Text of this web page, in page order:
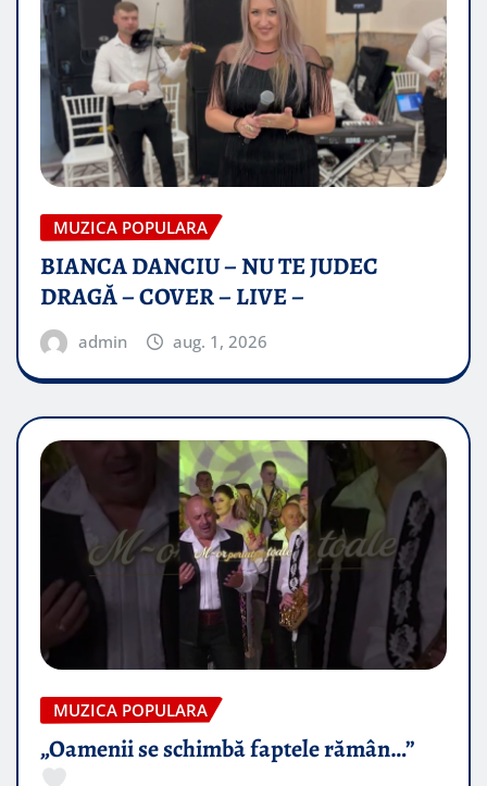
MUZICA POPULARA
BIANCA DANCIU – NU TE JUDEC
DRAGĂ – COVER – LIVE –
admin aug. 1, 2026
MUZICA POPULARA
„Oamenii se schimbă faptele rămân…”